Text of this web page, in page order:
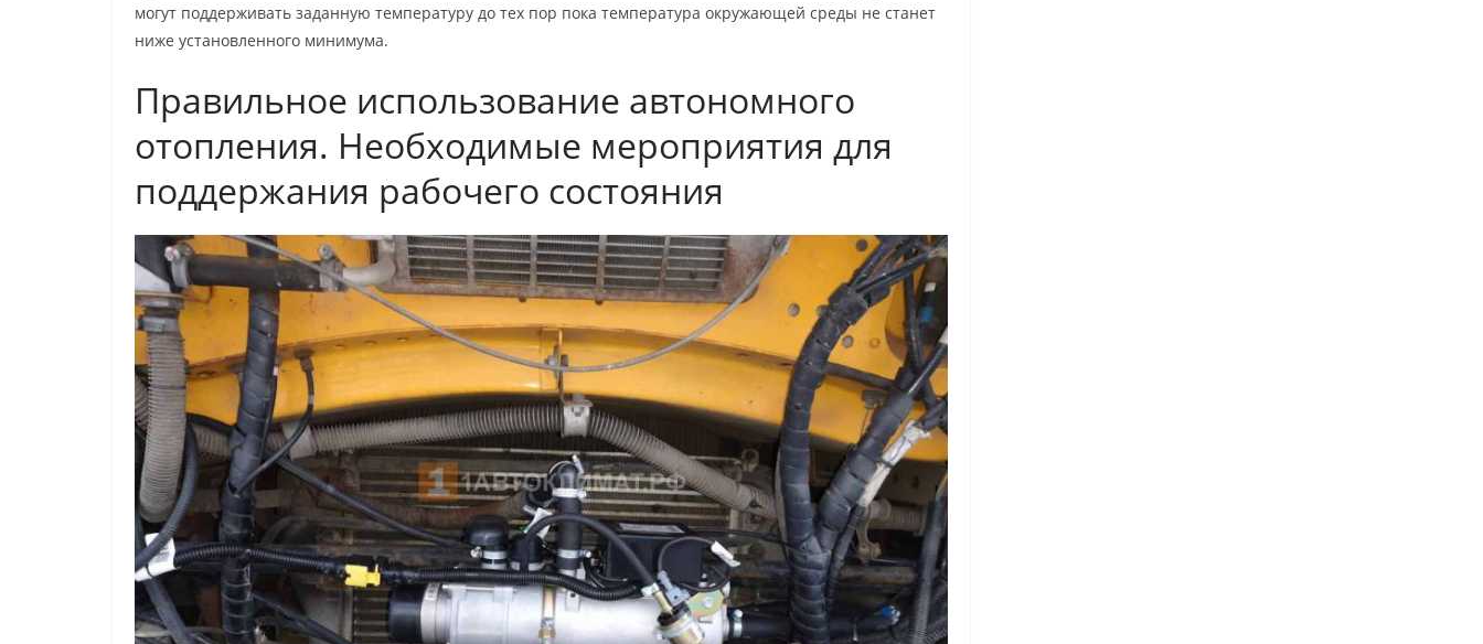
могут поддерживать заданную температуру до тех пор пока температура окружающей среды не станет
ниже установленного минимума.
Правильное использование автономного
отопления. Необходимые мероприятия для
поддержания рабочего состояния